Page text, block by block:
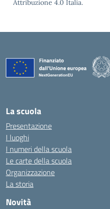
Attribuzione 4.0 Italia.
La scuola
Presentazione
I luoghi
I numeri della scuola
Le carte della scuola
Organizzazione
La storia
Novità